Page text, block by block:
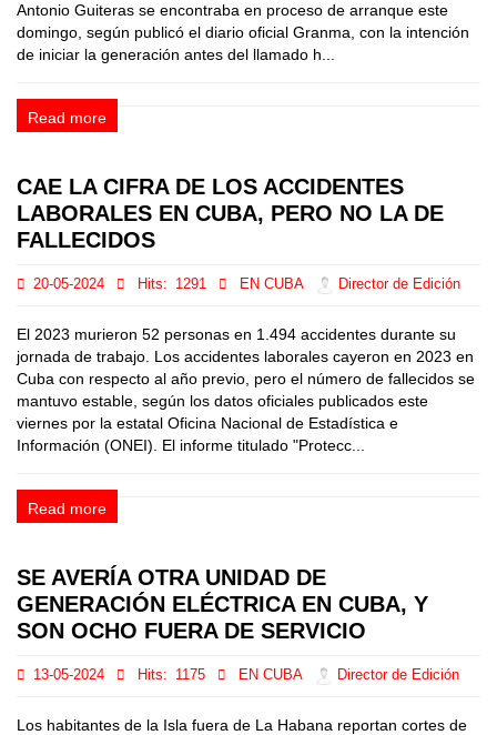
Antonio Guiteras se encontraba en proceso de arranque este
domingo, según publicó el diario oficial Granma, con la intención
de iniciar la generación antes del llamado h...
Read more
CAE LA CIFRA DE LOS ACCIDENTES
LABORALES EN CUBA, PERO NO LA DE
FALLECIDOS
20-05-2024 Hits: 1291 EN CUBA Director de Edición
El 2023 murieron 52 personas en 1.494 accidentes durante su
jornada de trabajo. Los accidentes laborales cayeron en 2023 en
Cuba con respecto al año previo, pero el número de fallecidos se
mantuvo estable, según los datos oficiales publicados este
viernes por la estatal Oficina Nacional de Estadística e
Información (ONEI). El informe titulado "Protecc...
Read more
SE AVERÍA OTRA UNIDAD DE
GENERACIÓN ELÉCTRICA EN CUBA, Y
SON OCHO FUERA DE SERVICIO
13-05-2024 Hits: 1175 EN CUBA Director de Edición
Los habitantes de la Isla fuera de La Habana reportan cortes de